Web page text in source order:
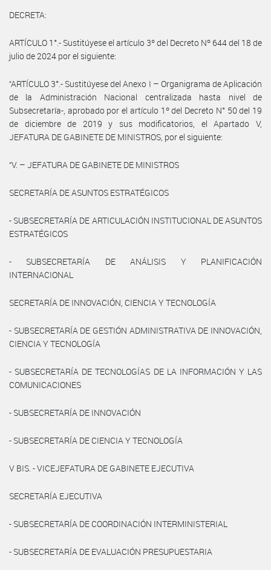
DECRETA:
ARTÍCULO 1°.- Sustitúyese el artículo 3º del Decreto Nº 644 del 18 de
julio de 2024 por el siguiente:
“ARTÍCULO 3°.- Sustitúyese del Anexo I – Organigrama de Aplicación
de la Administración Nacional centralizada hasta nivel de
Subsecretaría-, aprobado por el artículo 1º del Decreto N° 50 del 19
de diciembre de 2019 y sus modificatorios, el Apartado V,
JEFATURA DE GABINETE DE MINISTROS, por el siguiente:
“V. – JEFATURA DE GABINETE DE MINISTROS
SECRETARÍA DE ASUNTOS ESTRATÉGICOS
- SUBSECRETARÍA DE ARTICULACIÓN INSTITUCIONAL DE ASUNTOS
ESTRATÉGICOS
- SUBSECRETARÍA DE ANÁLISIS Y PLANIFICACIÓN
INTERNACIONAL
SECRETARÍA DE INNOVACIÓN, CIENCIA Y TECNOLOGÍA
- SUBSECRETARÍA DE GESTIÓN ADMINISTRATIVA DE INNOVACIÓN,
CIENCIA Y TECNOLOGÍA
- SUBSECRETARÍA DE TECNOLOGÍAS DE LA INFORMACIÓN Y LAS
COMUNICACIONES
- SUBSECRETARÍA DE INNOVACIÓN
- SUBSECRETARÍA DE CIENCIA Y TECNOLOGÍA
V BIS. - VICEJEFATURA DE GABINETE EJECUTIVA
SECRETARÍA EJECUTIVA
- SUBSECRETARÍA DE COORDINACIÓN INTERMINISTERIAL
- SUBSECRETARÍA DE EVALUACIÓN PRESUPUESTARIA